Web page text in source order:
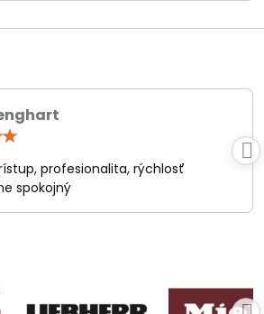
/
5
profesionalita, rýchlosť
spokojný